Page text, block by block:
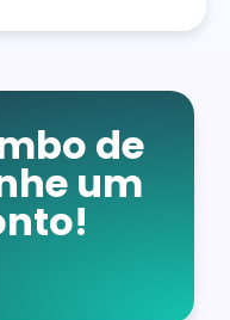
de
um